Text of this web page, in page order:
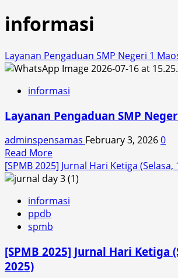
informasi
Layanan Pengaduan SMP Negeri 1
informasi
Layanan Pengaduan SMP
adminspensamas February 3, 20260
Read MoreRead
more
about
Pengaduan
Negeri
Maos
[SPMB 2025] Jurnal Hari Ketiga (Selasa,
informasi
ppdb
spmb
[SPMB 2025] Jurnal Hari Ketiga
2025)